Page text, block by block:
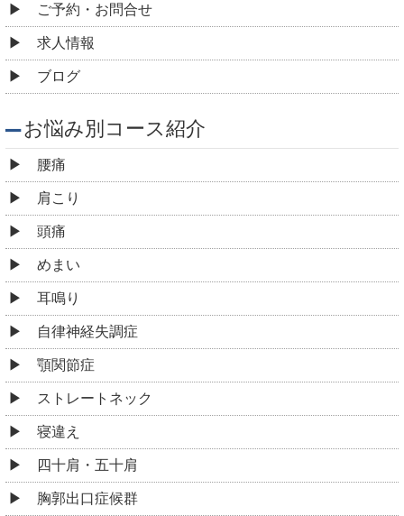
顎関節症
ストレートネック
寝違え
四十肩・五十肩
胸郭出口症候群
腱鞘炎
ぎっくり腰
ヘルニア
側弯症
脊柱管狭窄症
股関節痛・変形性股関節症
膝痛・変形性膝関節症
鵞足炎